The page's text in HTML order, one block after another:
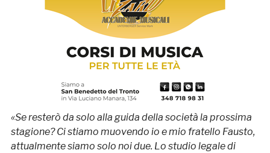
«Se resterò da solo alla guida della società la prossima
stagione? Ci stiamo muovendo io e mio fratello Fausto,
attualmente siamo solo noi due. Lo studio legale di